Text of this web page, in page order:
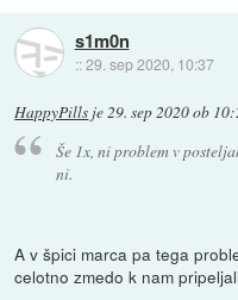
s1m0n
::29. sep 2020, 10:37
HappyPills je 29. sep 2020 ob
Še 1x, ni problem v
ni.
A v špici marca pa tega
celotno zmedo k nam